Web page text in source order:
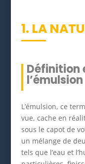
1. LA
Définition
l’émulsion
L’émulsion, ce
vue, cache en
sous le capot de
un mélange de
tels que l’eau et